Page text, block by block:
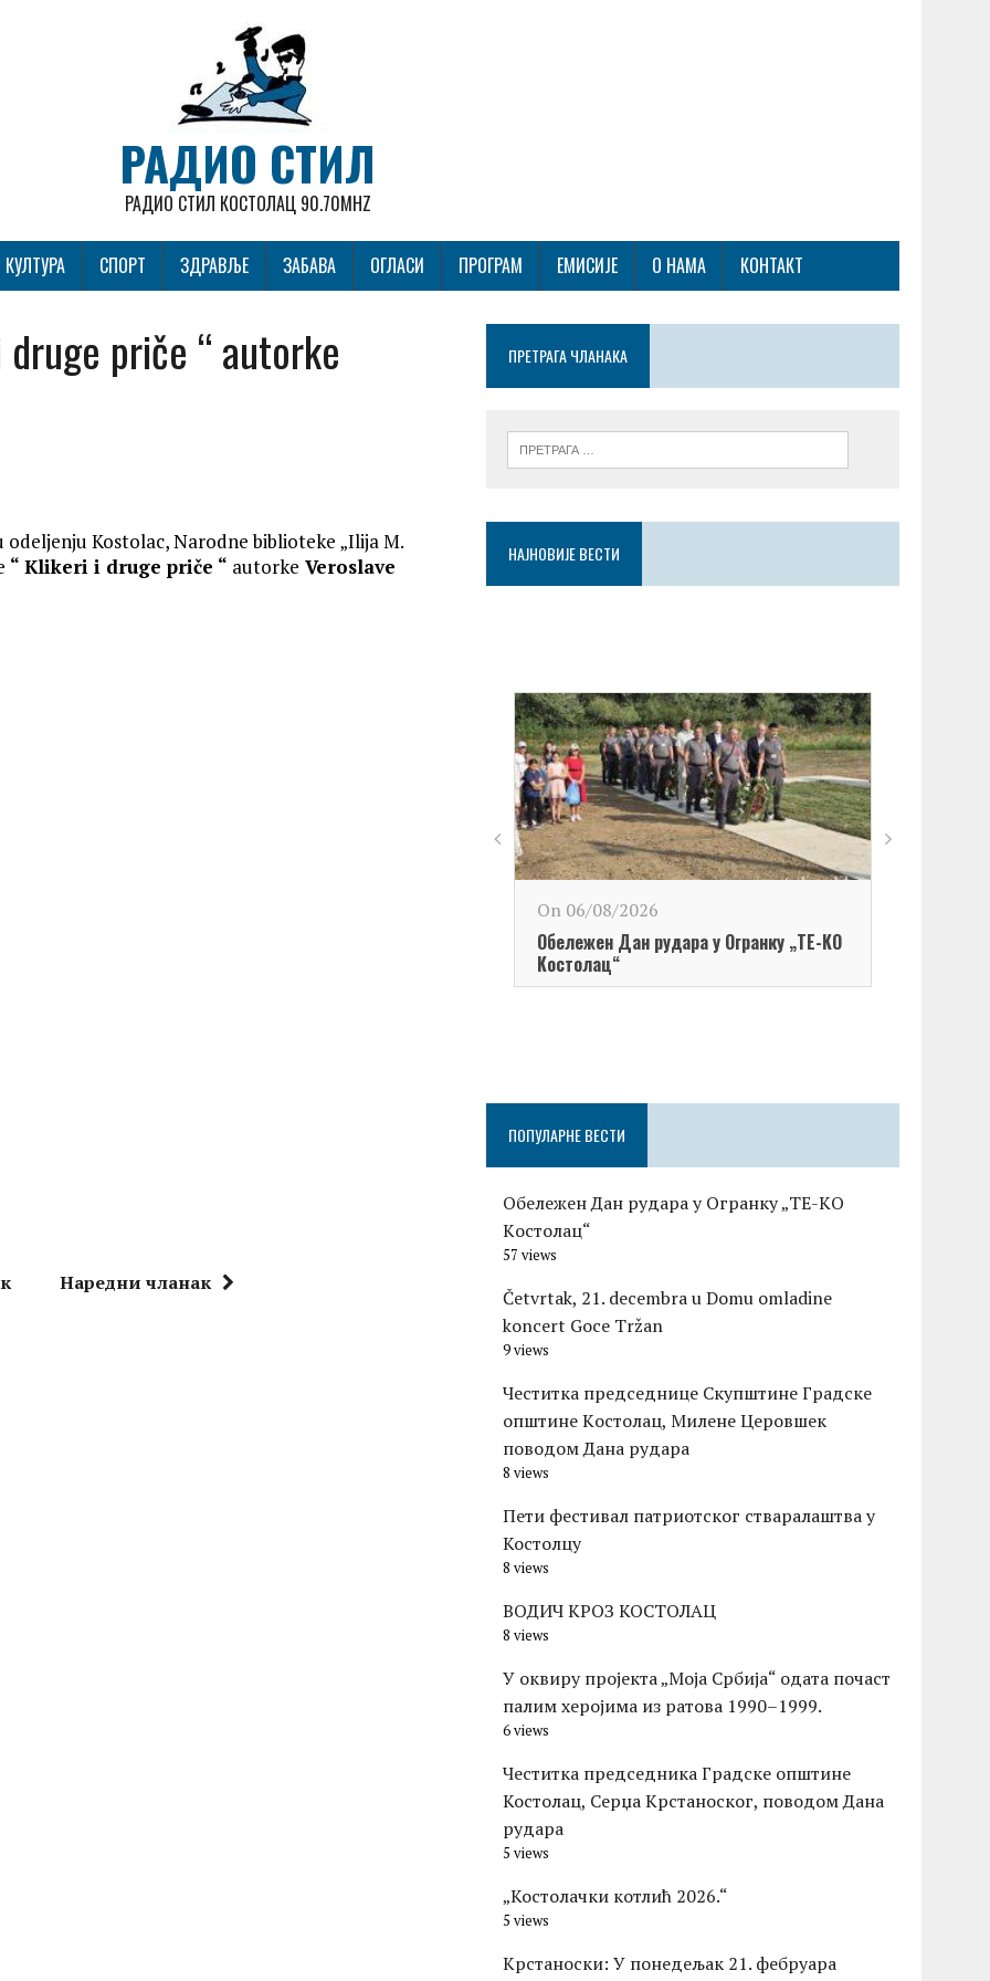
РАДИО СТИЛ
РАДИО СТИЛ КОСТОЛАЦ 90.70MHZ
КУЛТУРА СПОРТ ЗДРАВЉЕ ЗАБАВА ОГЛАСИ ПРОГРАМ ЕМИСИЈЕ О НАМА КОНТАКТ
priče “ autorke
odeljenju Kostolac, Narodne biblioteke „Ilija M.
“ Klikeri i druge priče “ autorke Veroslave
Наредни чланак
ПРЕТРАГА ЧЛАНАКА
НАЈНОВИЈЕ ВЕСТИ
On 06/08/2026
Обележен Дан рудара у Огранку „ТЕ-KО
Kостолац“
ПОПУЛАРНЕ ВЕСТИ
Обележен Дан рудара у Огранку „ТЕ-KО
Kостолац“
57 views
Četvrtak, 21. decembra u Domu omladine
koncert Goce Tržan
9 views
Честитка председнице Скупштине Градске
општине Kостолац, Милене Церовшек
поводом Дана рудара
8 views
Пети фестивал патриотског стваралаштва у
Костолцу
8 views
ВОДИЧ КРОЗ КОСТОЛАЦ
8 views
У оквиру пројекта „Моја Србија“ одата почаст
палим херојима из ратова 1990–1999.
6 views
Честитка председника Градске општине
Костолац, Серџа Крстаноског, поводом Дана
рудара
5 views
„Костолачки котлић 2026.“
5 views
Kрстаноски: У понедељак 21. фебруара